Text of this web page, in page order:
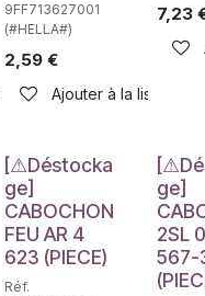
de souhaits
9FF713627001
(#HELLA#)
2,59€
Ajouter à la liste de
7,23
Déstockage
[⚠Déstocka
ge]
CABOCHON
FEU AR 4
623 (PIECE)
Réf.
ge]
2SL
567-